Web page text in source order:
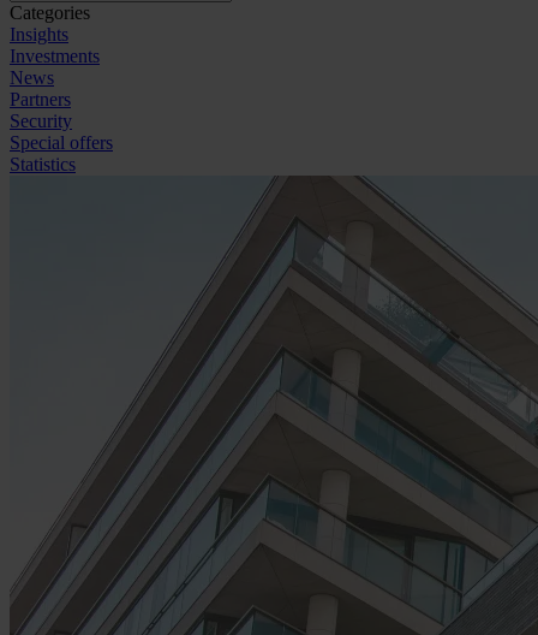
Categories
Insights
Investments
News
Partners
Security
Special offers
Statistics